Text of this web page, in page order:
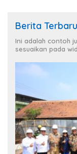
Berita Terbaru
Ini adalah contoh
sesuaikan pada